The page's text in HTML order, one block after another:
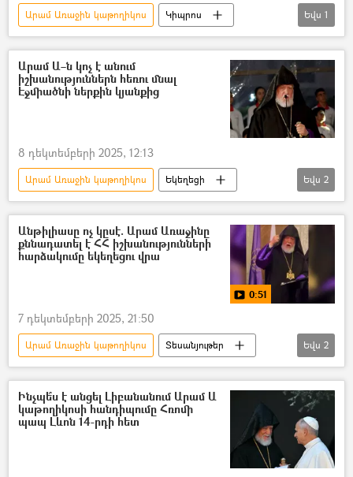
Արամ Առաջին կաթողիկոս
Կիպրոս
Եկեղեցի
Եվս 1
Արամ Ա–ն կոչ է անում
իշխանություններն հեռու մնալ
Էջմիածնի ներքին կյանքից
8 դեկտեմբերի 2025, 12:13
Արամ Առաջին կաթողիկոս
Եկեղեցի
Հայ Առաքելական Եկեղեցի
Իշխանություն
Եվս 2
Անթիլիասը ոչ կըսէ. Արամ Առաջինը
քննադատել է ՀՀ իշխանությունների
հարձակումը եկեղեցու վրա
0:51
7 դեկտեմբերի 2025, 21:50
Արամ Առաջին կաթողիկոս
Տեսանյութեր
Հայաստան
Հայ Առաքելական Եկեղեցի
Եվս 2
Ինչպե՞ս է անցել Լիբանանում Արամ Ա
կաթողիկոսի հանդիպումը Հռոմի
պապ Լևոն 14-րդի հետ